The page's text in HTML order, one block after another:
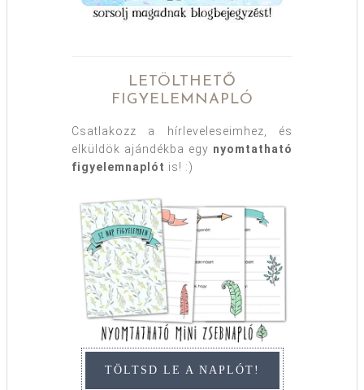
LETÖLTHETŐ
FIGYELEMNAPLÓ
Csatlakozz a hírleveleseimhez, és
elküldök ajándékba egy nyomtatható
figyelemnaplót is! :)
TÖLTSD LE A NAPLÓT!